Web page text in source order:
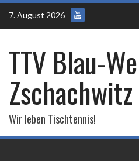
Skip
content
7. August 2026
TTV Blau-
Zschachwitz
Wir leben Tischtennis!